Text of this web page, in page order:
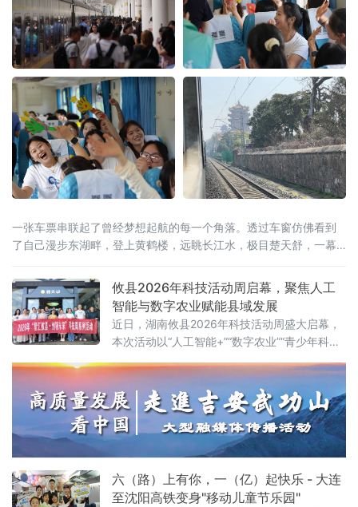
文脉资源、铸牢中华
一张车票串联起了曾经梦想起航的每一个角落。透过车窗仿佛看到
了自己漫步东湖畔，登上黄鹤楼，远眺长江水，极目楚天舒，一幕
攸县2026年科技活动周启幕，聚焦人工
智能与数字农业赋能县域发展
近日，湖南攸县2026年科技活动周盛大启幕，
本次活动以“人工智能+”“数字农业”“青少年科
及“培育好强科创兴产业的动能”行动展开，全方
位展示了攸县在科技创新驱动下，产业升级、
绿色发展和智慧教育领域取得的崭新成果，为
攸县的高质量发展注入了强劲的科技动力。
六（路）上有你，一（亿）起快乐 - 大连
至沈阳高铁变身"移动儿童节乐园"